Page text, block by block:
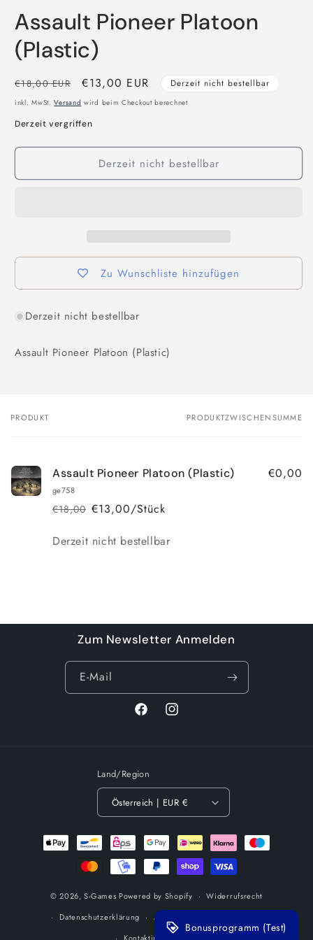
Assault Pioneer Platoon
(Plastic)
Normaler
Preis
€18,00 EUR Verkaufspreis
€13,00 EUR Derzeit nicht bestellbar
inkl. MwSt.Versand wird beim Checkout berechnet
Derzeit vergriffen
Derzeit nicht bestellbar
Zu Wunschliste hinzufügen
Derzeit nicht bestellbar
Assault Pioneer Platoon (Plastic)
Dein
PRODUKT PRODUKTZWISCHENSUMME
Assault Pioneer Platoon (Plastic)
ge758
Normaler
€18,00
Verkaufspreis€13,00/Stück
€0,00
Anzahl
Derzeit nicht bestellbar
Zum Newsletter Anmelden
E-Mail
FacebookInstagram
Land/Region
Österreich | EUR €
Zahlungsmethoden
© 2026,S-Games Powered by Shopify
Widerrufsrecht
Datenschutzerklärung
AGB
Bonusprogramm (Test)